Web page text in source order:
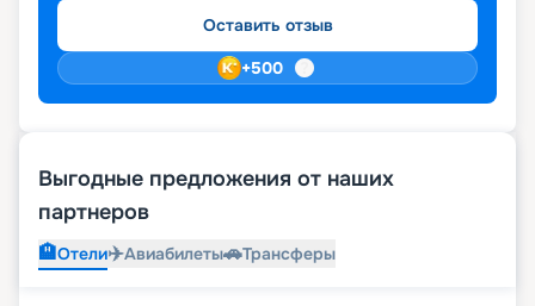
Оставить отзыв
+500
Выгодные предложения от наших
партнеров
🏨Отели✈️Авиабилеты🚗Трансферы